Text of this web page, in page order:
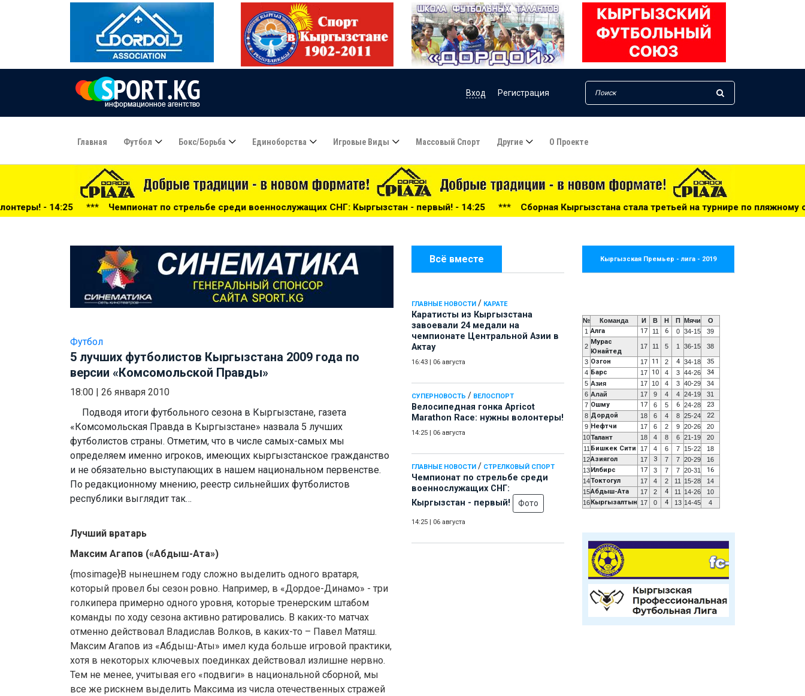
Вход Регистрация
Главная Футбол Бокс/борьба Единоборства Игровые Виды Массовый Спорт Другие О Проекте
Чемпионат по стрельбе среди военнослужащих СНГ: Кыргызстан - первый! - 14:25 ***Сборная Кыргызстана стала третьей на турнире по пляжному сумо в Таджикистане
Всё вместе
ГЛАВНЫЕ НОВОСТИ / КАРАТЕ
Каратисты из Кыргызстана
завоевали 24 медали на
чемпионате Центральной Азии в
Актау
16:43 06 августа
СУПЕРНОВОСТЬ / ВЕЛОСПОРТ
Велосипедная гонка Apricot
Marathon Race: нужны волонтеры!
14:25 06 августа
ГЛАВНЫЕ НОВОСТИ / СТРЕЛКОВЫЙ СПОРТ
Чемпионат по стрельбе среди
военнослужащих СНГ:
Кыргызстан - первый!
Фото
14:25 06 августа
Футбол
5 лучших футболистов Кыргызстана 2009 года по
версии «Комсомольской Правды»
18:00
26 января 2010
Подводя итоги футбольного сезона в Кыргызстане, газета
«Комсомольская Правда в Кыргызстане» назвала 5 лучших
футболистов страны. Отметим, что в числе самых-самых мы
определяем именно игроков, имеющих кыргызстанское гражданство
и не обязательно выступающих в нашем национальном первенстве.
По редакционному мнению, реестр сильнейших футболистов
республики выглядит так…
Лучший вратарь
Максим Агапов («Абдыш-Ата»)
{mosimage}В нынешнем году сложно выделить одного вратаря,
который провел бы сезон ровно. Например, в «Дордое-Динамо» - три
голкипера примерно одного уровня, которые тренерским штабом
команды по ходу сезона активно ратировались. В каких-то матчах
отменно действовал Владислав Волков, в каких-то – Павел Матяш.
Максим Агапов из «Абдыш-Аты» имел куда больше игровой практики,
хотя в некоторых ключевых поединках действовал излишне нервно.
Тем не менее, учитывая его «подвиги» в национальной сборной, мы
все же рискнем выделить Максима из числа отечественных стражей
Кыргызская Премьер - лига - 2019
№ Команда И В Н П Мячи
О
1 Алга 17 11 6 0 34-15 39
2
Мурас
Юнайтед
17 11 5 1 36-15 38
3 Озгон 17 11 2 4 34-18 35
4 Барс 17 10 4 3 44-26 34
5 Азия 17 10 4 3 40-29
34
6 Алай 17 9 4 4 24-19
31
7 Ошму 17 6 5 6 24-28 23
8 Дордой 18 6 4 8 25-24 22
9 Нефтчи 17 6 2 9 20-26
20
10Талант 18 4 8 6 21-19
20
11 Бишкек Сити 17 4 6 7 15-22
18
12Азиягол 17 3 7 7 20-29
16
13 Илбирс 17 3 7 7 20-31 16
14Токтогул 17 4 2 11 15-28
14
15Абдыш-Ата 17 2 4 11 14-26
10
16 Кыргызалтын 17 0 4 13 14-45 4